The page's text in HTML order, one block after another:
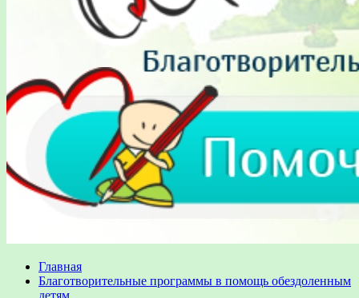
Главная
Благотворительные программы в помощь обездоленным
детям